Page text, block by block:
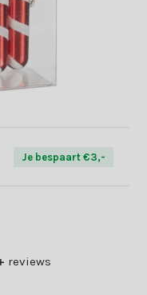
Je bespaart €3,-
reviews